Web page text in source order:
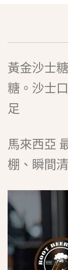
黃金沙士
糖。沙士
足
馬來西亞
棚、瞬間